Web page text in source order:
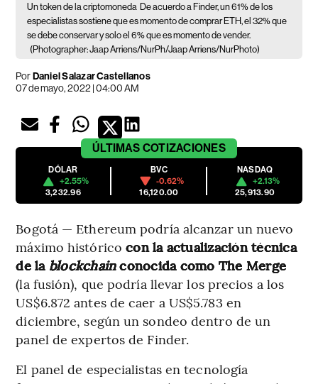
Un token de la criptomoneda De acuerdo a Finder, un 61% de los
especialistas sostiene que es momento de comprar ETH, el 32% que
se debe conservar y solo el 6% que es momento de vender.
(Photographer: Jaap Arriens/NurPh/Jaap Arriens/NurPhoto)
PorDaniel Salazar Castellanos
07 de mayo, 2022 | 04:00 AM
ÚLTIMAS COTIZACIONES
DÓLAR
+2.55%
3,232.96
BVC
-0.62%
16,120.00
NASDAQ
+2.13%
25,913.90
Bogotá — Ethereum podría alcanzar un nuevo
máximo históricocon la actualización técnica
de la blockchainconocida como The Merge
(la fusión), que podría llevar los precios a los
US$6.872 antes de caer a US$5.783 en
diciembre, según un sondeo dentro de un
panel de expertos de Finder.
El panel de especialistas en tecnología